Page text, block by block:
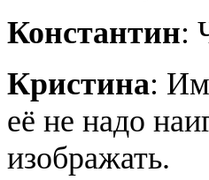
Константин:
Кристина:
её не надо
изображать.